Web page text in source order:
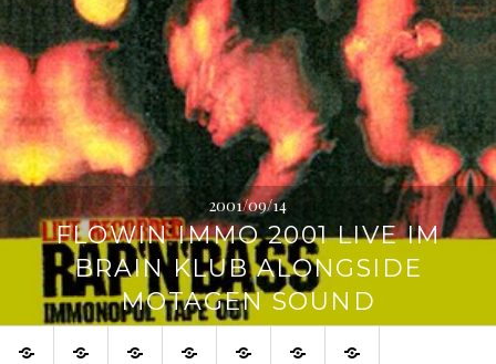
2001/09/14
FLOWIN IMMO 2001 LIVE IM
BRAIN KLUB ALONGSIDE
MOTAGEN SOUND
SHOP Blog Flowin
IMMO
Live
Shows
Produktive
Partner
Links Impressum